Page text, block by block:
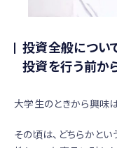
投資全般につい
投資を行う前か
大学生のときから興味
その頃は、どちらかと